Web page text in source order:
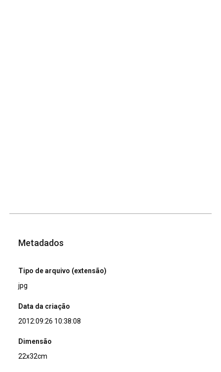
Metadados
Tipo de arquivo (extensão)
jpg
Data da criação
2012:09:26 10:38:08
Dimensão
22x32cm